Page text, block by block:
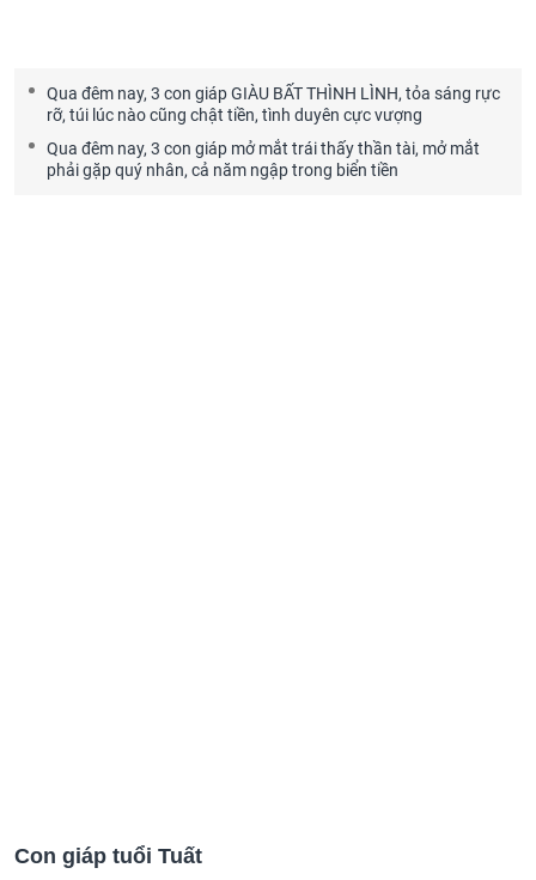
Qua đêm nay, 3 con giáp GIÀU BẤT THÌNH LÌNH, tỏa sáng rực
rỡ, túi lúc nào cũng chật tiền, tình duyên cực vượng
Qua đêm nay, 3 con giáp mở mắt trái thấy thần tài, mở mắt
phải gặp quý nhân, cả năm ngập trong biển tiền
Con giáp tuổi Tuất